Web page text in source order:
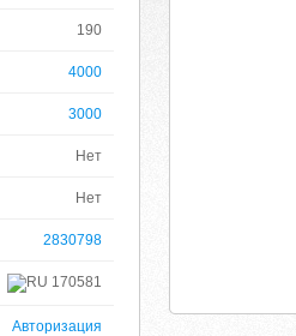
190
4000
3000
Нет
Нет
2830798
170581
Авторизация